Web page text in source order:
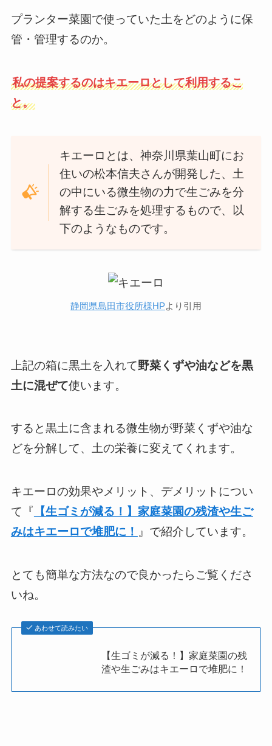
プランター菜園で使っていた土をどのように保
管・管理するのか。
私の提案するのはキエーロとして利用するこ
と。
キエーロとは、神奈川県葉山町にお
住いの松本信夫さんが開発した、土
の中にいる微生物の力で生ごみを分
解する生ごみを処理するもので、以
下のようなものです。
静岡県島田市役所様HPより引用
上記の箱に黒土を入れて野菜くずや油などを黒
土に混ぜて使います。
すると黒土に含まれる微生物が野菜くずや油な
どを分解して、土の栄養に変えてくれます。
キエーロの効果やメリット、デメリットについ
て『 【生ゴミが減る！】家庭菜園の残渣や生ご
みはキエーロで堆肥に！ 』で紹介しています。
とても簡単な方法なので良かったらご覧くださ
いね。
あわせて読みたい
【生ゴミが減る！】家庭菜園の残
渣や生ごみはキエーロで堆肥に！